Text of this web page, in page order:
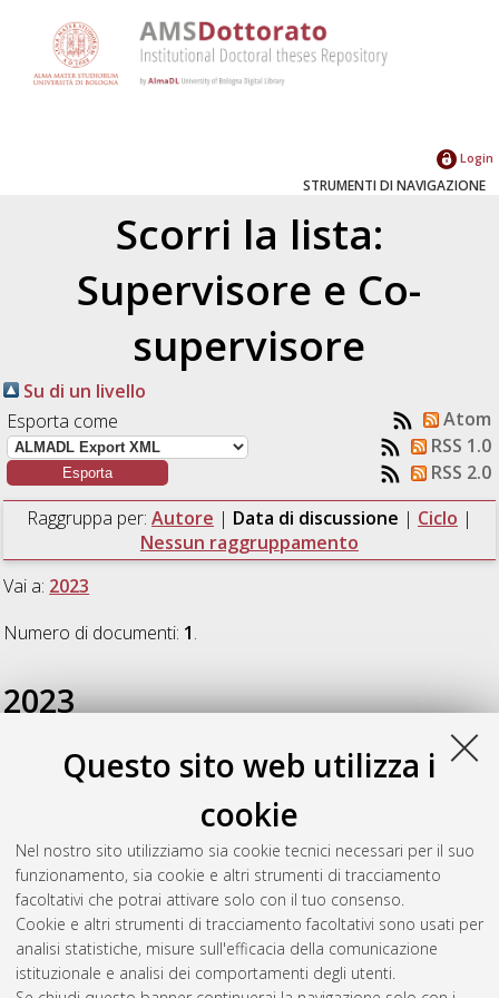
Questo sito web utilizza i
cookie
Nel nostro sito utilizziamo sia cookie tecnici necessari per il suo
funzionamento, sia cookie e altri strumenti di tracciamento
facoltativi che potrai attivare solo con il tuo consenso.
Cookie e altri strumenti di tracciamento facoltativi sono usati per
analisi statistiche, misure sull'efficacia della comunicazione
istituzionale e analisi dei comportamenti degli utenti.
Login
STRUMENTI DI NAVIGAZIONE
Scorri la lista:
Supervisore e Co-
supervisore
Su di un livello
Esporta come
Atom
RSS 1.0
RSS 2.0
Raggruppa per: Autore | Data di discussione | Ciclo |
Nessun raggruppamento
Vai a: 2023
Numero di documenti: 1.
2023
Di Menno di Bucchianico, Daniele(2023)Development of
processes for the valorization of lignocellulosic biomass based
, [Dissertation thesis], Alma Mater
Studiorum Università di Bologna. Dottorato di ricerca in
Ingegneria civile, chimica, ambientale e dei materiali , 37 Ciclo.
DOI 10.48676/unibo/amsdottorato/11140.
Questa lista e' stata generata ilSun Aug 9 20:43:46 2026